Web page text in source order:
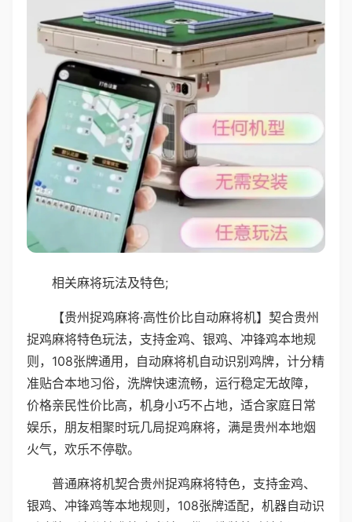
相关麻将玩法及特色;
【贵州捉鸡麻将·高性价比自动麻将机】契合贵州
捉鸡麻将特色玩法，支持金鸡、银鸡、冲锋鸡本地规
则，108张牌通用，自动麻将机自动识别鸡牌，计分精
准贴合本地习俗，洗牌快速流畅，运行稳定无故障，
价格亲民性价比高，机身小巧不占地，适合家庭日常
娱乐，朋友相聚时玩几局捉鸡麻将，满是贵州本地烟
火气，欢乐不停歇。
普通麻将机契合贵州捉鸡麻将特色，支持金鸡、
银鸡、冲锋鸡等本地规则，108张牌适配，机器自动识